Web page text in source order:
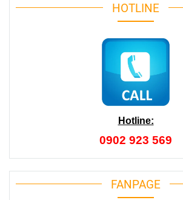
HOTLINE
Hotline:
0902 923 569
FANPAGE